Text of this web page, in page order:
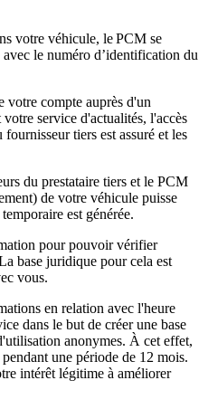
votre véhicule, le PCM se
le numéro d’identification du
compte auprès d'un
service d'actualités, l'accès
tiers est assuré et les
du prestataire tiers et le PCM
de votre véhicule puisse
est générée.
pour pouvoir vérifier
base juridique pour cela est
vous.
en relation avec l'heure
dans le but de créer une base
anonymes. À cet effet,
une période de 12 mois.
intérêt légitime à améliorer